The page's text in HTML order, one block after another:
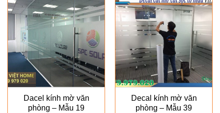
Dacel kính mờ văn
phòng – Mẫu 19
Decal kính mờ văn
phòng – Mẫu 39